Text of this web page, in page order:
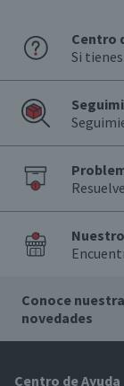
Centro
Si
Conoce
novedades
Centro de Ayuda